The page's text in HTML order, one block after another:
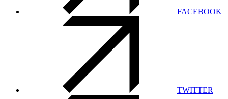
FACEBOOK
TWITTER